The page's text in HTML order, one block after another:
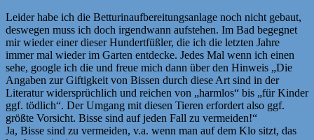
Leider habe ich die Betturinaufbereitungsanlage noch nicht gebaut,
deswegen muss ich doch irgendwann aufstehen. Im Bad begegnet
mir wieder einer dieser Hundertfüßler, die ich die letzten Jahre
immer mal wieder im Garten entdecke. Jedes Mal wenn ich einen
sehe, google ich die und freue mich dann über den Hinweis „Die
Angaben zur Giftigkeit von Bissen durch diese Art sind in der
Literatur widersprüchlich und reichen von „harmlos“ bis „für Kinder
ggf. tödlich“. Der Umgang mit diesen Tieren erfordert also ggf.
größte Vorsicht. Bisse sind auf jeden Fall zu vermeiden!“
Ja, Bisse sind zu vermeiden, v.a. wenn man auf dem Klo sitzt, das